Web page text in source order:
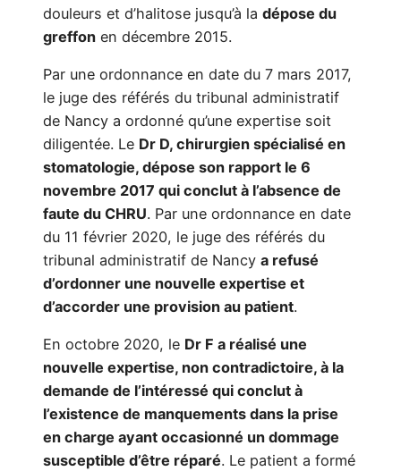
douleurs et d’halitose jusqu’à la dépose du
greffon en décembre 2015.
Par une ordonnance en date du 7 mars 2017,
le juge des référés du tribunal administratif
de Nancy a ordonné qu’une expertise soit
diligentée. Le Dr D, chirurgien spécialisé en
stomatologie, dépose son rapport le 6
novembre 2017 qui conclut à l’absence de
faute du CHRU. Par une ordonnance en date
du 11 février 2020, le juge des référés du
tribunal administratif de Nancy a refusé
d’ordonner une nouvelle expertise et
d’accorder une provision au patient.
En octobre 2020, le Dr F a réalisé une
nouvelle expertise, non contradictoire, à la
demande de l’intéressé qui conclut à
l’existence de manquements dans la prise
en charge ayant occasionné un dommage
susceptible d’être réparé. Le patient a formé